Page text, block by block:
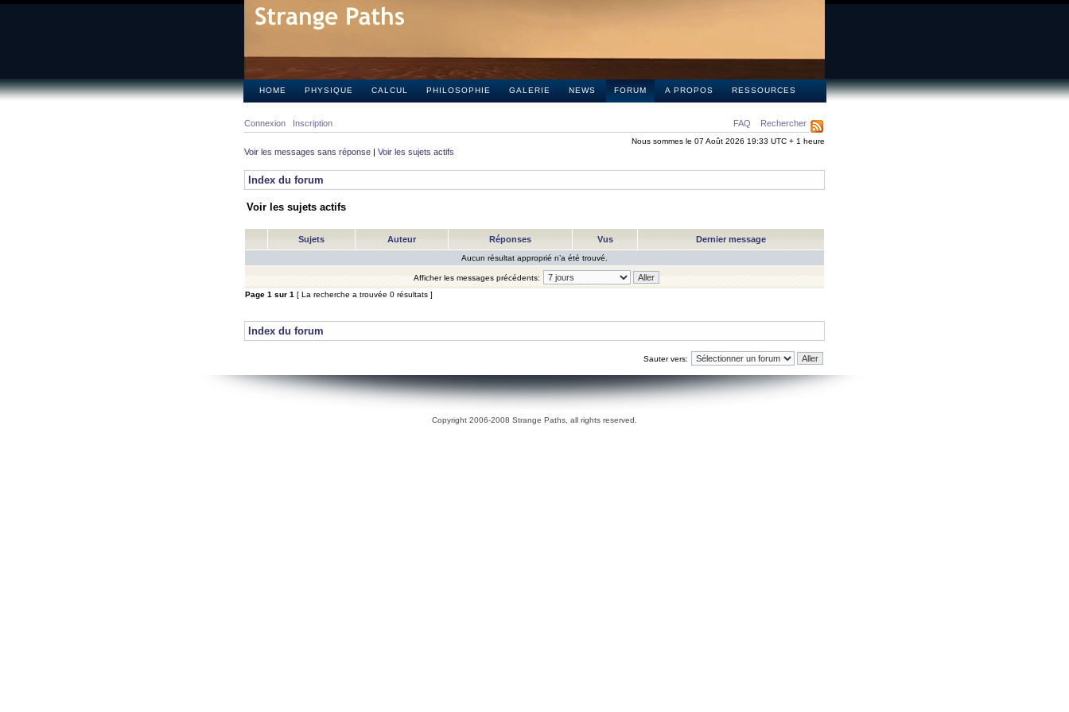
HOME PHYSIQUE CALCUL PHILOSOPHIE GALERIE NEWS FORUM A PROPOS RESSOURCES
FAQ Rechercher
Connexion Inscription
Nous sommes le 07 Août 2026 19:33 UTC + 1 heure
Voir les messages sans réponse | Voir les sujets actifs
Index du forum
Voir les sujets actifs
Sujets Auteur Réponses Vus Dernier message
Aucun résultat approprié n’a été trouvé.
Afficher les messages précédents:
Page 1 sur 1 [ La recherche a trouvée 0 résultats ]
Index du forum
Sauter vers:
Copyright 2006-2008 Strange Paths, all rights reserved.